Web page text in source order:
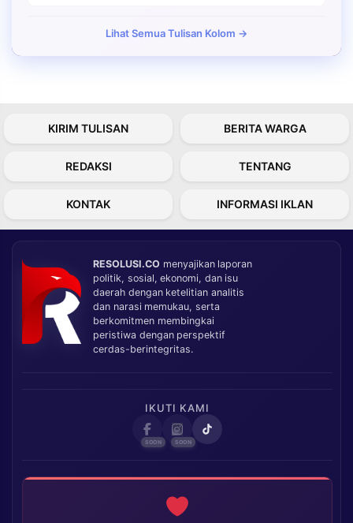
Lihat Semua Tulisan Kolom →
KIRIM TULISAN BERITA WARGA
REDAKSI TENTANG
KONTAK INFORMASI IKLAN
RESOLUSI.CO menyajikan laporan
politik, sosial, ekonomi, dan isu
daerah dengan ketelitian analitis
dan narasi memukau, serta
berkomitmen membingkai
peristiwa dengan perspektif
cerdas-berintegritas.
IKUTI KAMI